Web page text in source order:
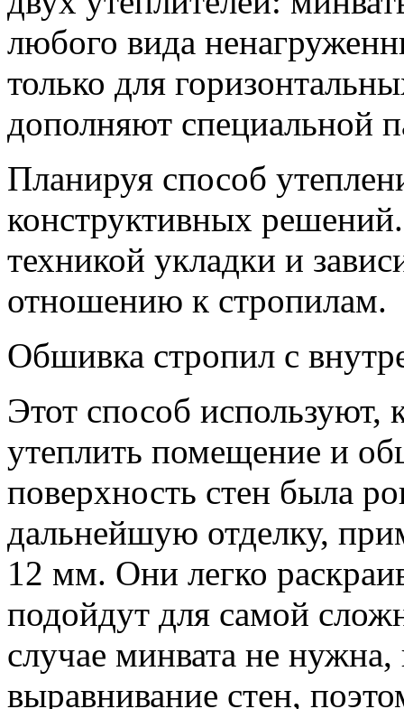
любого вида
только для
дополняют специальной
Планируя способ
конструктивных
техникой укладки и
отношению к стропилам.
Обшивка стропил с
Этот способ используют,
утеплить помещение и
поверхность стен была
дальнейшую отделку,
12 мм. Они легко
подойдут для самой
случае минвата не
выравнивание стен,